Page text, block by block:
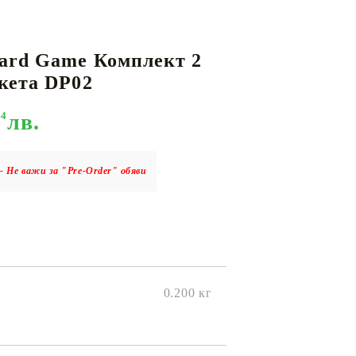
Game Комплект 2
DP02
лв.
Не важи за "Pre-Order" обяви
0.200 кг